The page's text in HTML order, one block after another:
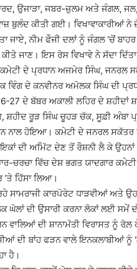
ਉਜਾੜਾ, ਜਬਰ-ਜ਼ੁਲਮ ਅਤੇ ਜੰਗਲ,
ਬੁਲੰਦ ਕੀਤੀ ਗਈ। ਵਿਖਾਵਾਕਾਰੀਆਂ ਨੇ
ਜਾਏ, ਨੀਮ ਫੌਜੀ ਦਲਾਂ ਨੂੰ ਜੰਗਲ ’ਚੋਂ
ਜਾਣ। ਇਸ ਰੋਸ ਵਿਖਾਵੇ ਨੇ ਸੱਦਾ
ਦੇ ਪ੍ਰਧਾਨ ਅਜਮੇਰ ਸਿੰਘ, ਜਨਰਲ
ਦੇ ਕਨਵੀਨਰ ਅਮੋਲਕ ਸਿੰਘ ਦੀ
27 ਦੇ ਬੱਬਰ ਅਕਾਲੀ ਲਹਿਰ ਦੇ
ਰੂੜ ਸਿੰਘ ਚੂਹੜ ਚੱਕ, ਸੂਫ਼ੀ ਅੰਬਾ
ਨਾਲ ਹੋਇਆ। ਕਮੇਟੀ ਦੇ ਜਨਰਲ ਸਕੱਤਰ
ਦੀ ਅਮਿੱਟ ਦੇਣ ਤੋਂ ਰੌਸ਼ਨੀ ਲੈ ਕੇ
ਚਰਚਾ ਵਿੱਚ ਦੇਸ਼ ਭਗਤ ਯਾਦਗਾਰ
ਹਿੱਸਾ ਲਿਆ।
ਸਾਮਰਾਜੀ ਕਾਰਪੋਰੇਟ ਧਾੜਵੀਆਂ ਅਤੇ
ਘੋਲਾਂ ਦੀ ਉਸਾਰੀ ਕਰਨਾ ਲੋਕਾਂ ਲਈ ਸਮੇਂ
ਵਾਲਿਆਂ ਦੀ ਸ਼ਾਨਾਮੱਤੀ ਵਿਰਾਸਤ ਨੂੰ
ਦੀ ਬਾਂਹ ਫੜਨ ਵਾਲੇ ਇਨਕਲਾਬੀਆਂ
ਹੈ।